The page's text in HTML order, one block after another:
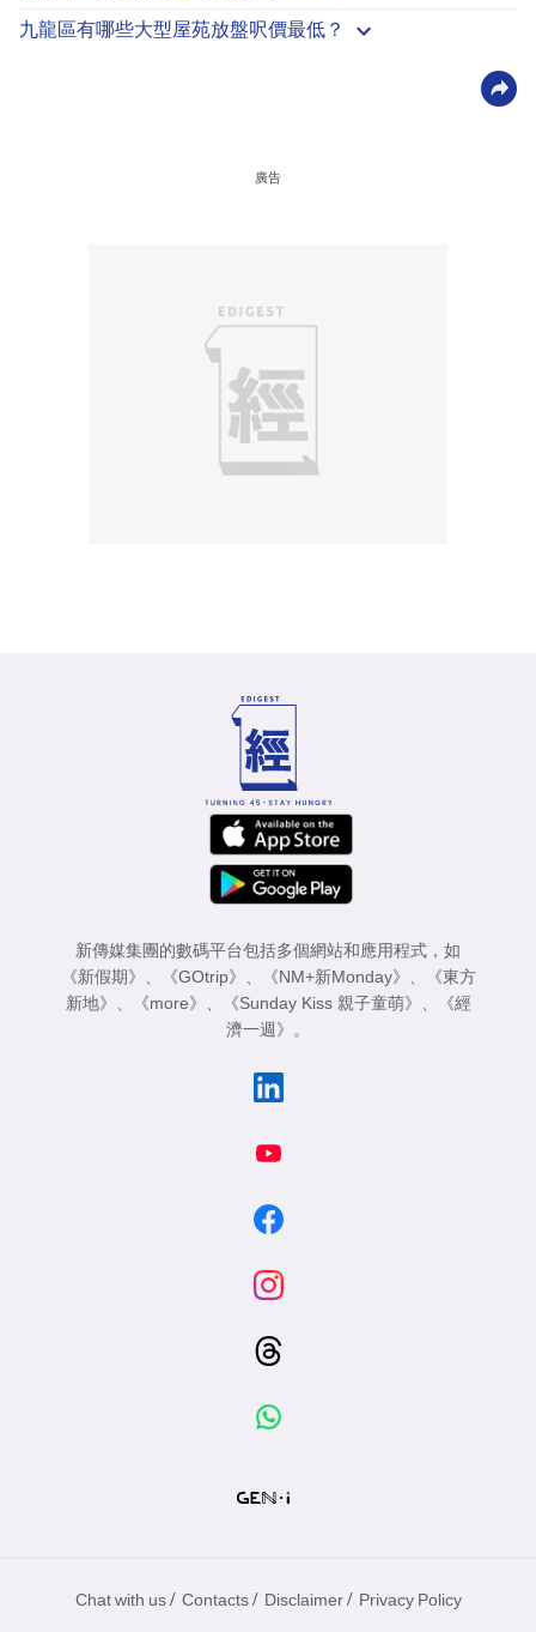
九龍區有哪些大型屋苑放盤呎價最低？
廣告
新傳媒集團的數碼平台包括多個網站和應用程式，如
《新假期》
《GOtrip》 《NM+新Monday》
《東方
新地》
《more》 《Sunday Kiss 親子童萌》
《經
濟一週》
。
Chat with us / Contacts / Disclaimer / Privacy Policy